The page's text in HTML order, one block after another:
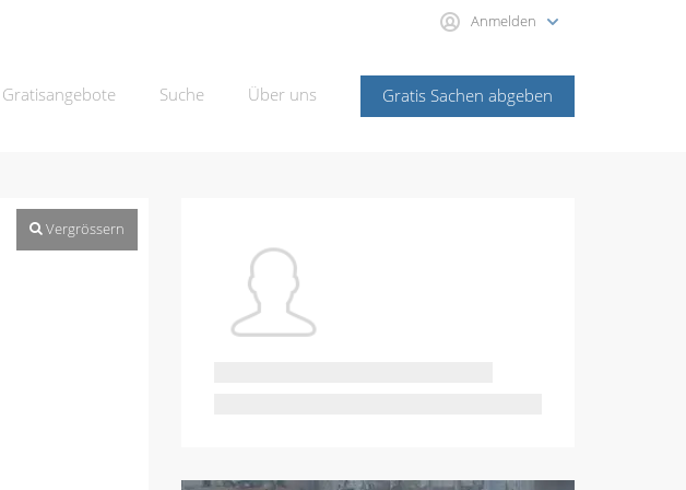
Anmelden
Gratis Sachen abgeben
Gratisangebote Suche Über uns
Vergrössern